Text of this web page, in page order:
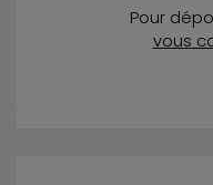
Pour
vous